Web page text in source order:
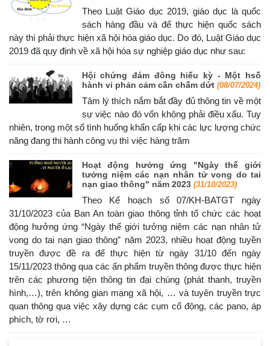
Theo Luật Giáo dục 2019, giáo dục là quốc
sách hàng đầu và để thực hiện quốc sách
này thì phải thực hiện xã hội hóa giáo dục. Do đó, Luật Giáo dục
2019 đã quy định về xã hội hóa sự nghiệp giáo dục như sau:
Hội chứng đám đông hiếu kỳ - Một hsố
hành vi phản cảm cần chấm dứt (08/07/2024)
Tâm lý thích nắm bắt đầy đủ thông tin về một
sự việc nào đó vốn không phải điều xấu. Tuy
nhiên, trong một số tình huống khẩn cấp khi các lực lượng chức
năng đang thi hành công vụ thì việc hàng trăm
Hoạt động hưởng ứng "Ngày thế giới
tưởng niệm các nạn nhân tử vong do tai
nạn giao thông" năm 2023 (31/10/2023)
Theo Kế hoạch số 07/KH-BATGT ngày
31/10/2023 của Ban An toàn giao thông tỉnh tổ chức các hoạt
động hưởng ứng “Ngày thế giới tưởng niệm các nạn nhân tử
vong do tai nạn giao thông” năm 2023, nhiều hoạt động tuyền
truyền được đề ra để thực hiện từ ngày 31/10 đến ngày
15/11/2023 thông qua các ấn phẩm truyền thông được thực hiện
trên các phương tiện thông tin đại chúng (phát thanh, truyền
hình,…), trên không gian mạng xã hội, … và tuyên truyền trực
quan thông qua việc xây dựng các cụm cổ động, các pano, áp
phích, tờ rơi, …